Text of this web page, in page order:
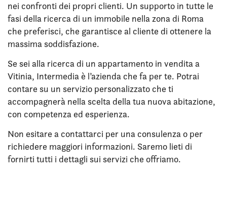
nei confronti dei propri clienti. Un supporto in tutte le
fasi della ricerca di un immobile nella zona di Roma
che preferisci, che garantisce al cliente di ottenere la
massima soddisfazione.
Se sei alla ricerca di un appartamento in vendita a
Vitinia, Intermedia è l’azienda che fa per te. Potrai
contare su un servizio personalizzato che ti
accompagnerà nella scelta della tua nuova abitazione,
con competenza ed esperienza.
Non esitare a contattarci per una consulenza o per
richiedere maggiori informazioni. Saremo lieti di
fornirti tutti i dettagli sui servizi che offriamo.